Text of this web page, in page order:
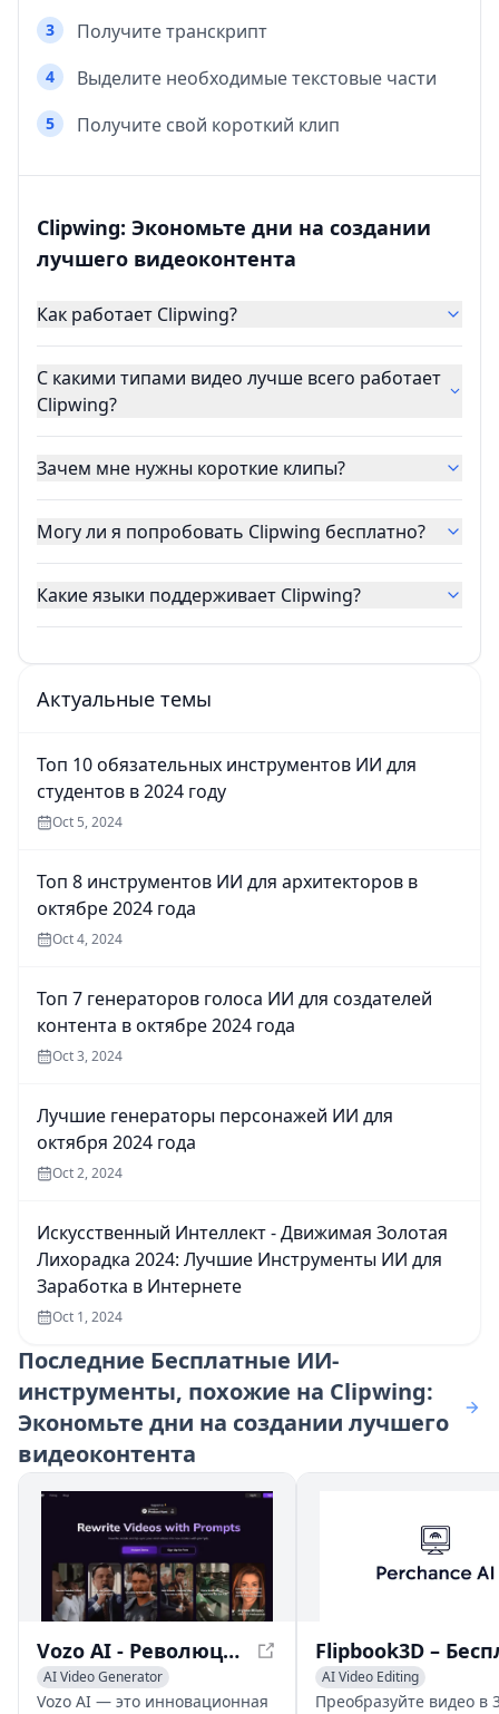
3 Получите транскрипт
4 Выделите необходимые текстовые части
5 Получите свой короткий клип
Clipwing: Экономьте дни на создании
лучшего видеоконтента
Как работает Clipwing?
С какими типами видео лучше всего работает
Clipwing?
Зачем мне нужны короткие клипы?
Могу ли я попробовать Clipwing бесплатно?
Какие языки поддерживает Clipwing?
Актуальные темы
Топ 10 обязательных инструментов ИИ для
студентов в 2024 году
Oct 5, 2024
Топ 8 инструментов ИИ для архитекторов в
октябре 2024 года
Oct 4, 2024
Топ 7 генераторов голоса ИИ для создателей
контента в октябре 2024 года
Oct 3, 2024
Лучшие генераторы персонажей ИИ для
октября 2024 года
Oct 2, 2024
Искусственный Интеллект - Движимая Золотая
Лихорадка 2024: Лучшие Инструменты ИИ для
Заработка в Интернете
Oct 1, 2024
Последние Бесплатные ИИ-
инструменты, похожие на Clipwing:
Экономьте дни на создании лучшего
видеоконтента
Vozo AI - Революция в создании и редактировании видео
AI Video Generator
AI Video Editing
Video to Video
Vozo AI — это инновационная
AI Video Editing
AI Video Generator
Video
Преобразуйте видео в